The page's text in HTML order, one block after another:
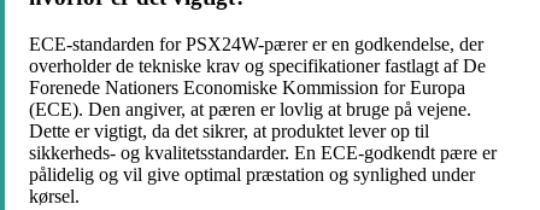
ECE-standarden for PSX24W-pærer er en godkendelse, der
overholder de tekniske krav og specifikationer fastlagt af De
Forenede Nationers Economiske Kommission for Europa
(ECE). Den angiver, at pæren er lovlig at bruge på vejene.
Dette er vigtigt, da det sikrer, at produktet lever op til
sikkerheds- og kvalitetsstandarder. En ECE-godkendt pære er
pålidelig og vil give optimal præstation og synlighed under
kørsel.